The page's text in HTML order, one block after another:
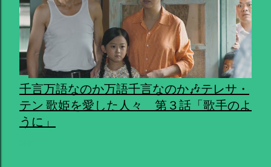
千言万語なのか万語千言なのか🎶テレサ・
テン 歌姫を愛した人々 第３話「歌手のよ
うに」